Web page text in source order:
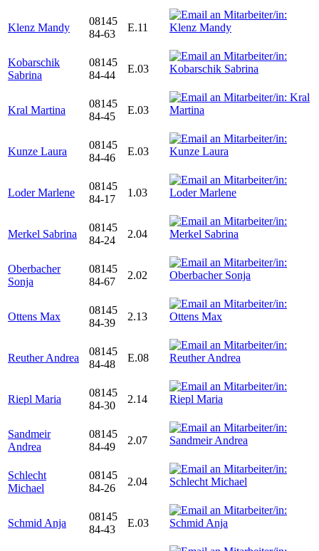
Klenz Mandy
08145
84-63
E.11
Kobarschik
Sabrina
08145
84-44
E.03
Kral Martina
08145
84-45
E.03
Kunze Laura
08145
84-46
E.03
Loder Marlene
08145
84-17
1.03
Merkel Sabrina
08145
84-24
2.04
Oberbacher
Sonja
08145
84-67
2.02
Ottens Max
08145
84-39
2.13
Reuther Andrea
08145
84-48
E.08
Riepl Maria
08145
84-30
2.14
Sandmeir
Andrea
08145
84-49
2.07
Schlecht
Michael
08145
84-26
2.04
Schmid Anja
08145
84-43
E.03